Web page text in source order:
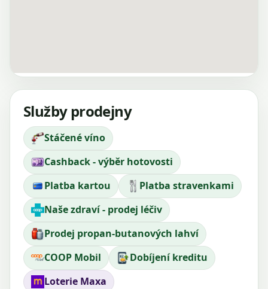
Služby prodejny
Stáčené víno
Cashback - výběr hotovosti
Platba kartou
Platba stravenkami
Naše zdraví - prodej léčiv
Prodej propan-butanových lahví
COOP Mobil
Dobíjení kreditu
Loterie Maxa